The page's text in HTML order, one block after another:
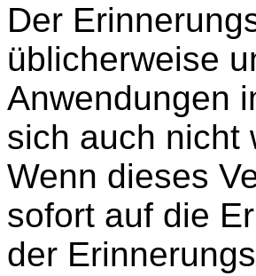
Der
üblicherweise
Anwendungen
sich auch nicht
Wenn dieses
sofort auf die
der